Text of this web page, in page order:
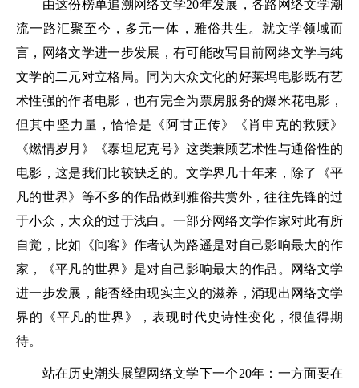
由这份榜单追溯网络文学20年发展，各路网络文学潮
流一路汇聚至今，多元一体，雅俗共生。就文学领域而
言，网络文学进一步发展，有可能改写目前网络文学与纯
文学的二元对立格局。同为大众文化的好莱坞电影既有艺
术性强的作者电影，也有完全为票房服务的爆米花电影，
但其中坚力量，恰恰是《阿甘正传》《肖申克的救赎》
《燃情岁月》《泰坦尼克号》这类兼顾艺术性与通俗性的
电影，这是我们比较缺乏的。文学界几十年来，除了《平
凡的世界》等不多的作品做到雅俗共赏外，往往先锋的过
于小众，大众的过于浅白。一部分网络文学作家对此有所
自觉，比如《间客》作者认为路遥是对自己影响最大的作
家，《平凡的世界》是对自己影响最大的作品。网络文学
进一步发展，能否经由现实主义的滋养，涌现出网络文学
界的《平凡的世界》，表现时代史诗性变化，很值得期
待。
站在历史潮头展望网络文学下一个20年：一方面要在